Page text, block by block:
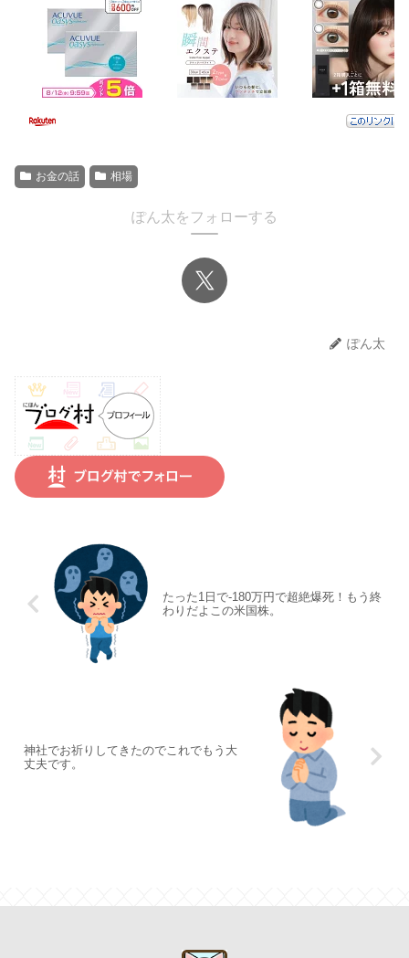
お金の話 相場
ぽん太をフォローする
ぽん太
たった1日で-180万円で超絶爆死！もう終
わりだよこの米国株。
神社でお祈りしてきたのでこれでもう大
丈夫です。